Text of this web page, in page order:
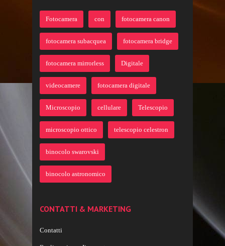
Fotocamera con fotocamera canon
fotocamera subacquea fotocamera bridge
fotocamera mirrorless Digitale
videocamere fotocamera digitale
Microscopio cellulare Telescopio
microscopio ottico telescopio celestron
binocolo swarovski
binocolo astronomico
CONTATTI & MARKETING
Contatti